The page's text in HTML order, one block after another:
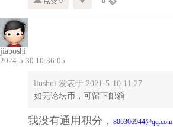
jiaboshi
2024-5-30 10:36:05
liushui 发表于 2021-5-10 11:27
如无论坛币，可留下邮箱
我没有通用积分， 806306944@qq.com